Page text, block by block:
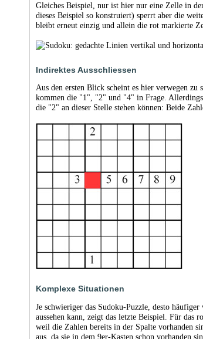
Gleiches Beispiel, nur ist hier nur eine Zelle in
dieses Beispiel so konstruiert) sperrt aber die
bleibt erneut einzig und allein die rot markierte
Indirektes Ausschliessen
Aus den ersten Blick scheint es hier verwegen
kommen die "1", "2" und "4" in Frage.
die "2" an dieser Stelle stehen können: Beide
Komplexe Situationen
Je schwieriger das Sudoku-Puzzle, desto
aussehen kann, zeigt das letzte Beispiel. Für das
weil die Zahlen bereits in der Spalte vorhanden
aus, da sie in dem 9er-Kasten schon vorhanden